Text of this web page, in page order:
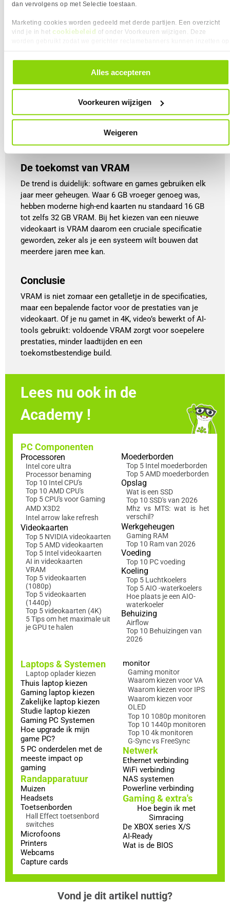
dan vervolgens op met Selectie toestaan.
Marketing cookies worden gedeeld met derde partijen. Een overzicht
vind je in het cookiebeleid of onder Voorkeuren wijzigen. Deze
alle cookies. Je kunt je gegeven toestemming altijd intrekken, dit doe je
door in de footer van onze website te klikken op ‘Cookievoorkeuren’
Alles accepteren
Voorkeuren wijzigen
Weigeren
4K Gaming / Content creatie
Voor 4K-gaming of zwaar creatief werk is 16
GB VRAM of meer de norm. De enorme
Resolve of AI-tools profiteren van extra
VRAM. Met 16 GB of meer kun je meerdere
lagen video, effecten en AI-modellen
tegelijkertijd soepel draaien, zonder dat je
workflow of gameplay wordt vertraagd.
De trend is duidelijk: software en games gebruiken elk
jaar meer geheugen. Waar 6 GB vroeger genoeg was,
hebben moderne high-end kaarten nu standaard 16 GB
tot zelfs 32 GB VRAM. Bij het kiezen van een nieuwe
videokaart is VRAM daarom een cruciale specificatie
geworden, zeker als je een systeem wilt bouwen dat
meerdere jaren mee kan.
De toekomst van VRAM
VRAM is niet zomaar een getalletje in de specificaties,
maar een bepalende factor voor de prestaties van je
videokaart. Of je nu gamet in 4K, video’s bewerkt of AI-
tools gebruikt: voldoende VRAM zorgt voor soepelere
prestaties, minder laadtijden en een
toekomstbestendige build.
Conclusie
Lees nu ook in de
Academy !
PC Componenten
Processoren
Intel core ultra
Processor benaming
Top 10 Intel CPU's
Top 10 AMD CPU's
Top 5 CPU's voor Gaming
AMD X3D2
Intel arrow lake refresh
Videokaarten
Top 5 NVIDIA videokaarten
Top 5 AMD videokaarten
Top 5 Intel videokaarten
AI in videokaarten
VRAM
Top 5 videokaarten
(1080p)
Top 5 videokaarten
(1440p)
Top 5 videokaarten (4K)
5 Tips om het maximale uit
je GPU te halen
Moederborden
Top 5 Intel moederborden
Top 5 AMD moederborden
Opslag
Wat is een SSD
Top 10 SSD's van 2026
Mhz vs MTS: wat is het
verschil?
Werkgeheugen
Gaming RAM
Top 10 Ram van 2026
Voeding
Top 10 PC voeding
Koeling
Top 5 Luchtkoelers
Top 5 AIO -waterkoelers
Hoe plaats je een AIO-
waterkoeler
Behuizing
Airflow
Top 10 Behuizingen van
2026
Laptops & Systemen
Laptop oplader kiezen
Thuis laptop kiezen
Gaming laptop kiezen
Zakelijke laptop kiezen
Studie laptop kiezen
Gaming PC Systemen
Hoe upgrade ik mijn
game PC?
5 PC onderdelen met de
meeste impact op
gaming
Randapparatuur
Muizen
Headsets
Toetsenborden
Hall Effect toetsenbord
switches
Microfoons
Printers
Webcams
Capture cards
monitor
Gaming monitor
Waarom kiezen voor VA
Waarom kiezen voor IPS
Waarom kiezen voor
OLED
Top 10 1080p monitoren
Top 10 1440p monitoren
Top 10 4k monitoren
G-Sync vs FreeSync
Netwerk
Ethernet verbinding
WiFi verbinding
NAS systemen
Powerline verbinding
Gaming & extra's
Hoe begin ik met
Simracing
De XBOX series X/S
AI-Ready
Wat is de BIOS
Vond je dit artikel nuttig?